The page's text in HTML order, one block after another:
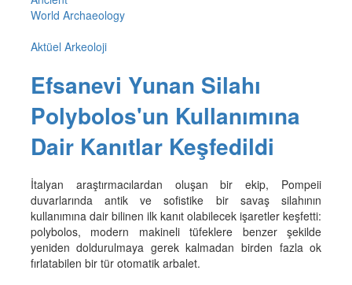
World Archaeology
Aktüel Arkeoloji
Efsanevi Yunan Silahı
Polybolos'un Kullanımına
Dair Kanıtlar Keşfedildi
İtalyan araştırmacılardan oluşan bir ekip, Pompeii
duvarlarında antik ve sofistike bir savaş silahının
kullanımına dair bilinen ilk kanıt olabilecek işaretler keşfetti:
polybolos, modern makineli tüfeklere benzer şekilde
yeniden doldurulmaya gerek kalmadan birden fazla ok
fırlatabilen bir tür otomatik arbalet.